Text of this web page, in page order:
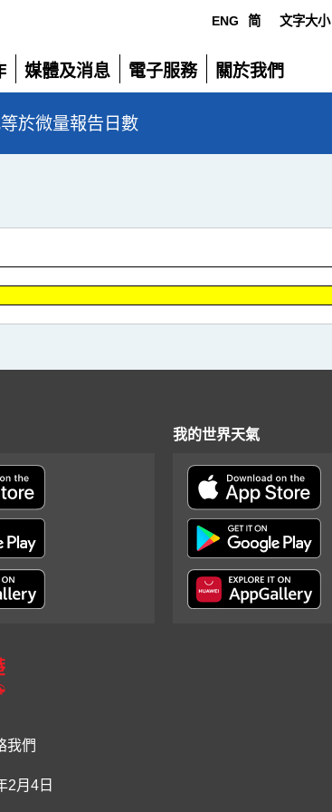
ENG 简 文字大小
媒體及消息
展
開
電子服務
展
開
關於我們
展
於微量報告日數
我的世界天氣
我們
2月4日